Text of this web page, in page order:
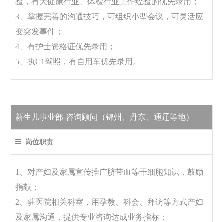
验，有大健康行业、体检行业工作经验的优先录用；
3、掌握完善的沟通技巧，可组织小型会议，可灵活应
变突发事件；
4、有护士资格证优先录用；
5、执C1驾照，有自用车优先录用。
新生儿事业部-咨询顾问（锦州、丹东、通辽等地）
岗位职责
1、对产妇及家属宣传推广脐带血等干细胞知识，鼓励
捐献；
2、驻医院相关科室，用孕教、科会、拜访等方式产妇
及家属沟通，提供专业咨询达成业务指标；